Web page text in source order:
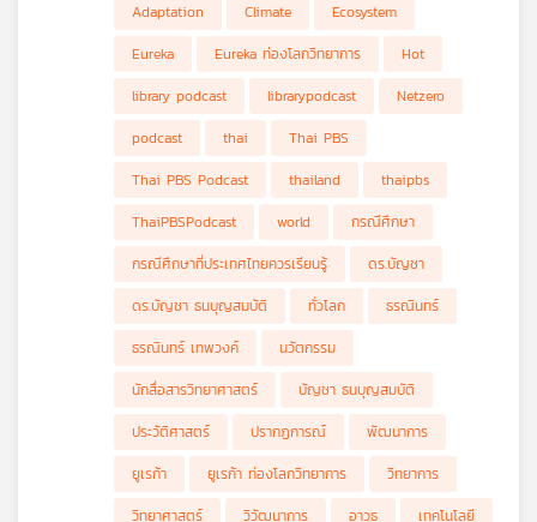
การปล่อยก๊าซเรือนกระจก, Climate Adaptation การปรับตัวเพื่ออยู่
รอด, Loss & Damage การเยียวยาความสูญเสีย และ Means of
Implementation กลไกการสนับสนุนเพื่อให้ทุกภาคส่วนสามารถลงมือ
ได้จริง รายการ
Eureka ท่องโลกวิทยากา
ร Ep. นี้ เจะพาไปสำรวจ
แง่มุมของ Climate Adaptation หรือการปรับตัวรับมือการ
เปลี่ยนแปลงภูมิอากาศ โดยแบ่งเป็น 5 ประเภทหลัก ได้แก่
1 ) Agriculture & Food Security: เกษตรกรรม & ความมั่นคง
ทางอาหาร
2 ) Disaster Mitigation & Management: การจัดการและการ
บรรเทาผลกระทบจากภัยพิบัติ
3 ) Water Resource Management: การจัดการทรัพยากรน้ำ
4 ) Ecosystem-Based Adaptation & Coastal Protection: การ
ปรับตัวโดยอาศัยระบบนิเวศ & การปกป้องชายฝั่ง
5 ) Resilient Infrastructure & Planning: โครงสร้างพื้นฐานที่ยืด
หยุนและการวางแผน
ในแต่ละประเภทจะมีตัวอย่างกรณีศึกษาจริงจากประเทศต่าง ๆ ทั่ว
โลก ซึ่งประเทศไทยอาจนำบางกรณีมาปรับใช้ได้
Adaptation Climate
Ecosystem
Eureka
Eureka ท่องโลกวิทยาการ
Hot
library podcast
librarypodcast
Netzero
podcast
thai
Thai PBS
Thai PBS Podcast
thailand
thaipbs
ThaiPBSPodcast
world
กรณีศึกษา
กรณีศึกษาที่ประเทศไทยควรเรียนรู้
ดร.บัญชา
ดร.บัญชา ธนบุญสมบัติ
ทั่วโลก
ธรณินทร์
ธรณินทร์ เทพวงค์
นวัตกรรม
นักสื่อสารวิทยาศาสตร์
บัญชา ธนบุญสมบัติ
ประวัติศาสตร์
ปรากฏการณ์
พัฒนาการ
ยูเรก้า
ยูเรก้า ท่องโลกวิทยาการ
วิทยาการ
วิทยาศาสตร์
วิวัฒนาการ อาวุธ
เทคโนโลยี